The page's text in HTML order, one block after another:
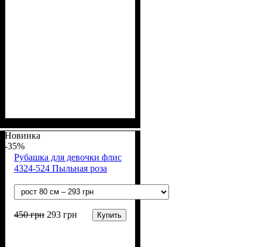
Новинка
-35%
Рубашка для девочки флис
4324-524 Пыльная роза
450грн 293 грн Купить